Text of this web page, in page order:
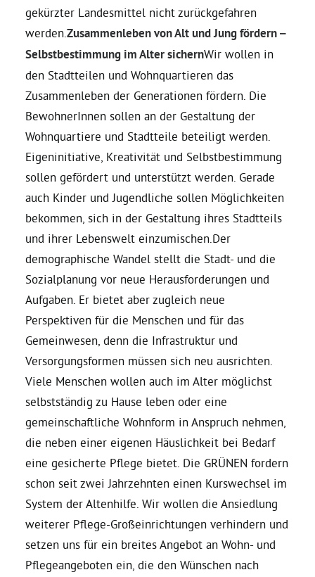
gekürzter Landesmittel nicht zurückgefahren
werden.Zusammenleben von Alt und Jung fördern –
Selbstbestimmung im Alter sichernWir wollen in
den Stadtteilen und Wohnquartieren das
Zusammenleben der Generationen fördern. Die
BewohnerInnen sollen an der Gestaltung der
Wohnquartiere und Stadtteile beteiligt werden.
Eigeninitiative, Kreativität und Selbstbestimmung
sollen gefördert und unterstützt werden. Gerade
auch Kinder und Jugendliche sollen Möglichkeiten
bekommen, sich in der Gestaltung ihres Stadtteils
und ihrer Lebenswelt einzumischen.Der
demographische Wandel stellt die Stadt- und die
Sozialplanung vor neue Herausforderungen und
Aufgaben. Er bietet aber zugleich neue
Perspektiven für die Menschen und für das
Gemeinwesen, denn die Infrastruktur und
Versorgungsformen müssen sich neu ausrichten.
Viele Menschen wollen auch im Alter möglichst
selbstständig zu Hause leben oder eine
gemeinschaftliche Wohnform in Anspruch nehmen,
die neben einer eigenen Häuslichkeit bei Bedarf
eine gesicherte Pflege bietet. Die GRÜNEN fordern
schon seit zwei Jahrzehnten einen Kurswechsel im
System der Altenhilfe. Wir wollen die Ansiedlung
weiterer Pflege-Großeinrichtungen verhindern und
setzen uns für ein breites Angebot an Wohn- und
Pflegeangeboten ein, die den Wünschen nach